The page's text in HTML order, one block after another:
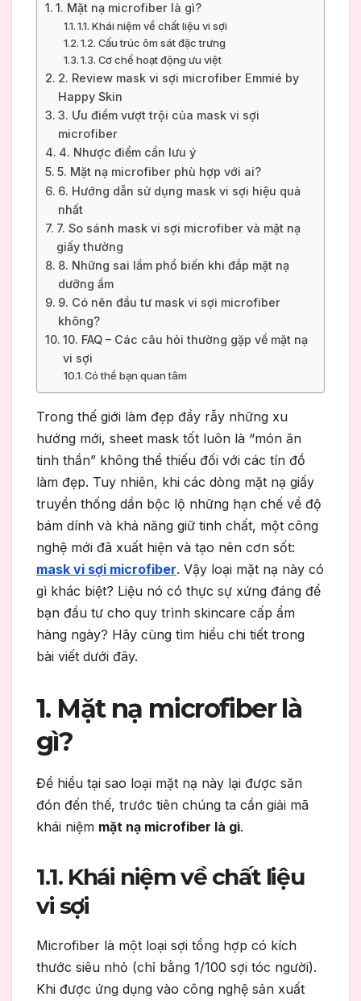
1. Mặt nạ microfiber là gì?
1.1. Khái niệm về chất liệu vi sợi
1.2. Cấu trúc ôm sát đặc trưng
1.3. Cơ chế hoạt động ưu việt
2. Review mask vi sợi microfiber Emmié by
Happy Skin
3. Ưu điểm vượt trội của mask vi sợi
microfiber
4. Nhược điểm cần lưu ý
5. Mặt nạ microfiber phù hợp với ai?
6. Hướng dẫn sử dụng mask vi sợi hiệu quả
nhất
7. So sánh mask vi sợi microfiber và mặt nạ
giấy thường
8. Những sai lầm phổ biến khi đắp mặt nạ
dưỡng ẩm
9. Có nên đầu tư mask vi sợi microfiber
không?
10. FAQ – Các câu hỏi thường gặp về mặt nạ
vi sợi
Có thể bạn quan tâm
Trong thế giới làm đẹp đầy rẫy những xu
hướng mới, sheet mask tốt luôn là “món ăn
tinh thần” không thể thiếu đối với các tín đồ
làm đẹp. Tuy nhiên, khi các dòng mặt nạ giấy
truyền thống dần bộc lộ những hạn chế về độ
bám dính và khả năng giữ tinh chất, một công
nghệ mới đã xuất hiện và tạo nên cơn sốt:
mask vi sợi microfiber. Vậy loại mặt nạ này có
gì khác biệt? Liệu nó có thực sự xứng đáng để
bạn đầu tư cho quy trình skincare cấp ẩm
hàng ngày? Hãy cùng tìm hiểu chi tiết trong
bài viết dưới đây.
1. Mặt nạ microfiber là
gì?
Để hiểu tại sao loại mặt nạ này lại được săn
đón đến thế, trước tiên chúng ta cần giải mã
khái niệm mặt nạ microfiber là gì.
1.1. Khái niệm về chất liệu
vi sợi
Microfiber là một loại sợi tổng hợp có kích
thước siêu nhỏ (chỉ bằng 1/100 sợi tóc người).
Khi được ứng dụng vào công nghệ sản xuất